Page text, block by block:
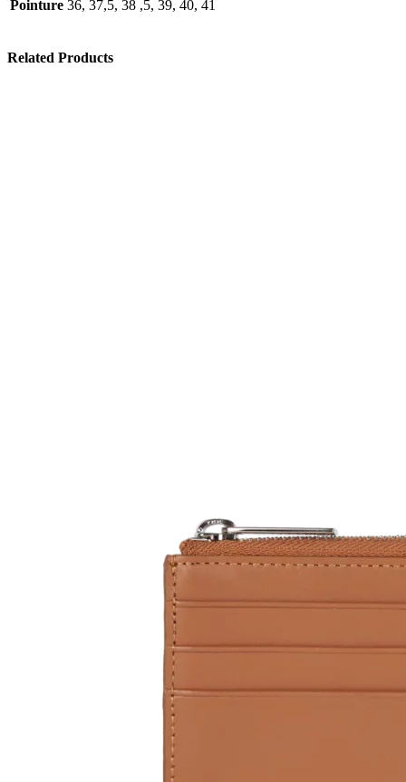
Pointure 36, 37,5, 38 ,5, 39, 40, 41
Related Products